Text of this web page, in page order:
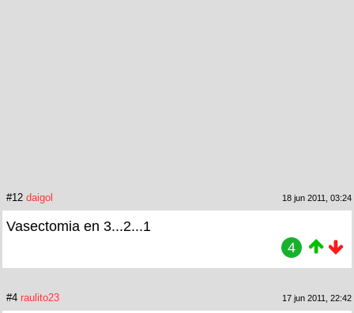
#12 daigol 18 jun 2011, 03:24
Vasectomia en 3...2...1
4
#4 raulito23 17 jun 2011, 22:42